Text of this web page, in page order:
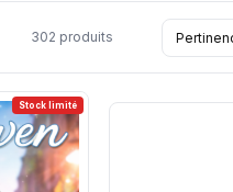
302 produits
Stock limité